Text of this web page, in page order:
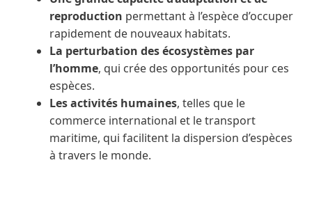
reproduction permettant à l’espèce d’occuper
rapidement de nouveaux habitats.
La perturbation des écosystèmes par
l’homme, qui crée des opportunités pour ces
espèces.
Les activités humaines, telles que le
commerce international et le transport
maritime, qui facilitent la dispersion d’espèces
à travers le monde.